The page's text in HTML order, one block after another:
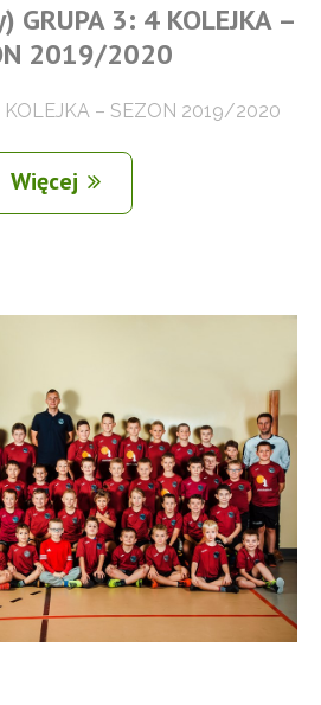
GRUPA 3: 4 KOLEJKA –
2019/2020
KOLEJKA – SEZON 2019/2020
Więcej